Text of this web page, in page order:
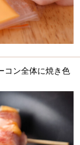
コン全体に焼き色